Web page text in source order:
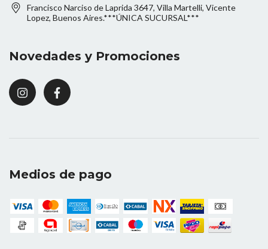
Francisco Narciso de Laprida 3647, Villa Martelli, Vicente
Lopez, Buenos Aires.***ÚNICA SUCURSAL***
Novedades y Promociones
Medios de pago